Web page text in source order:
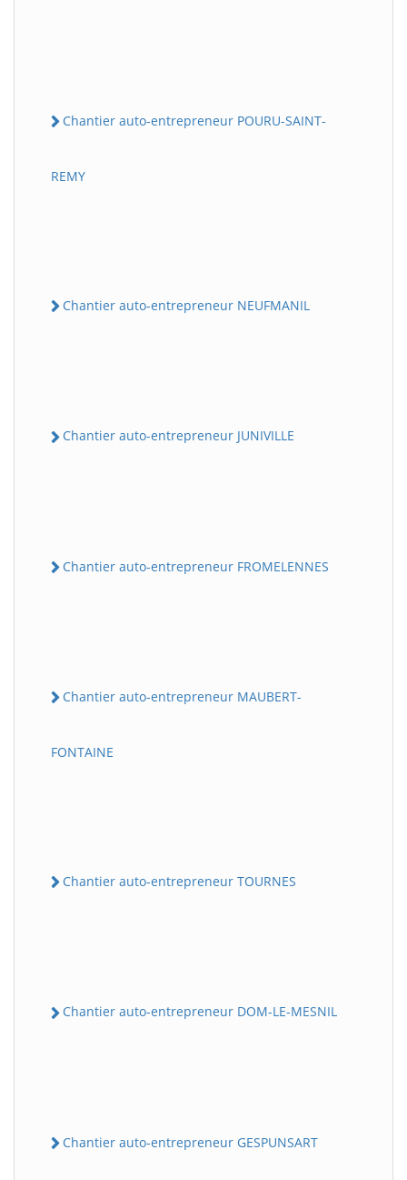
Chantier auto-entrepreneur POURU-SAINT-
REMY
Chantier auto-entrepreneur NEUFMANIL
Chantier auto-entrepreneur JUNIVILLE
Chantier auto-entrepreneur FROMELENNES
Chantier auto-entrepreneur MAUBERT-
FONTAINE
Chantier auto-entrepreneur TOURNES
Chantier auto-entrepreneur DOM-LE-MESNIL
Chantier auto-entrepreneur GESPUNSART